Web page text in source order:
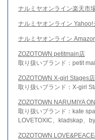
ナルミヤオンライン楽天市
ナルミヤオンライン
ナルミヤオンライン
ZOZOTOWN petitmain店
取り扱いブランド：petit
ZOZOTOWN X-girl Stages店
取り扱いブランド：X-girl
ZOZOTOWN NARUMIYA
取り扱いブランド：kate
LOVETOXIC、kladskap、
ZOZOTOWN